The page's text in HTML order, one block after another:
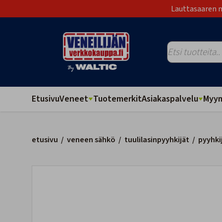
Lauttasaaren
EtusivuVeneet TuotemerkitAsiakaspalvelu
etusivu / veneen sähkö / tuulilasinpyyhkijät /